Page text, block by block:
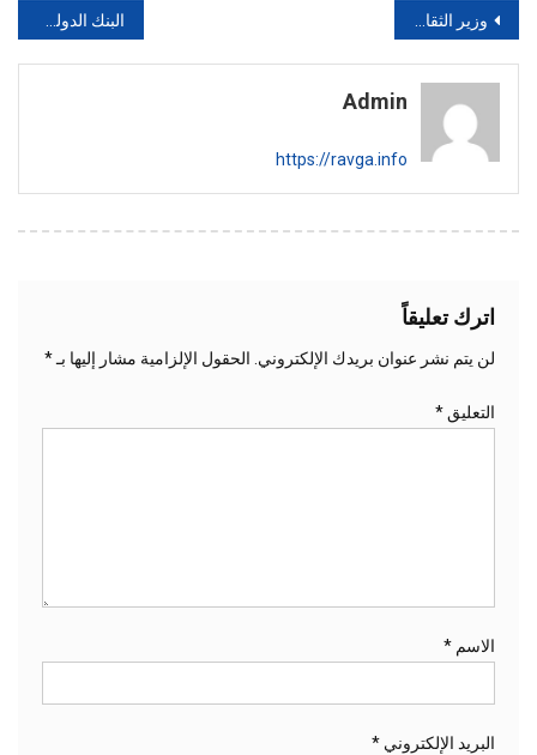
تصفّح
المقالات
وزير الثقافة يفتتح ملتقى الشارقة للتكريم الثقافي بموريتانيا ثلاثاء, 2025-06/17
Admin
https://ravga.info
اترك تعليقاً
لن يتم نشر عنوان بريدك الإلكتروني. الحقول الإلزامية مشار إليها بـ*
التعليق *
الاسم *
البريد الإلكتروني *